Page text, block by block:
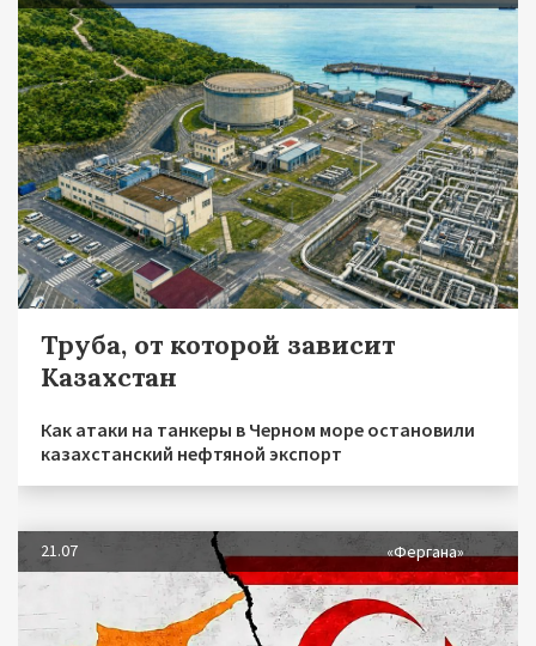
Труба, от которой зависит
Казахстан
Как атаки на танкеры в Черном море остановили
казахстанский нефтяной экспорт
21.07 «Фергана»